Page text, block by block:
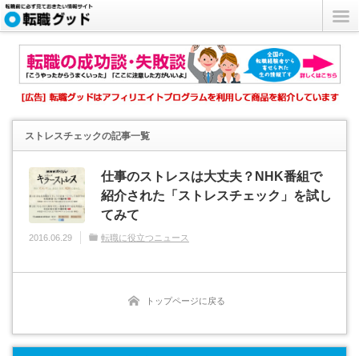
ストレスチェックの記事一覧
仕事のストレスは大丈夫？NHK番組で
紹介された「ストレスチェック」を試し
てみて
2016.06.29 転職に役立つニュース
トップページに戻る